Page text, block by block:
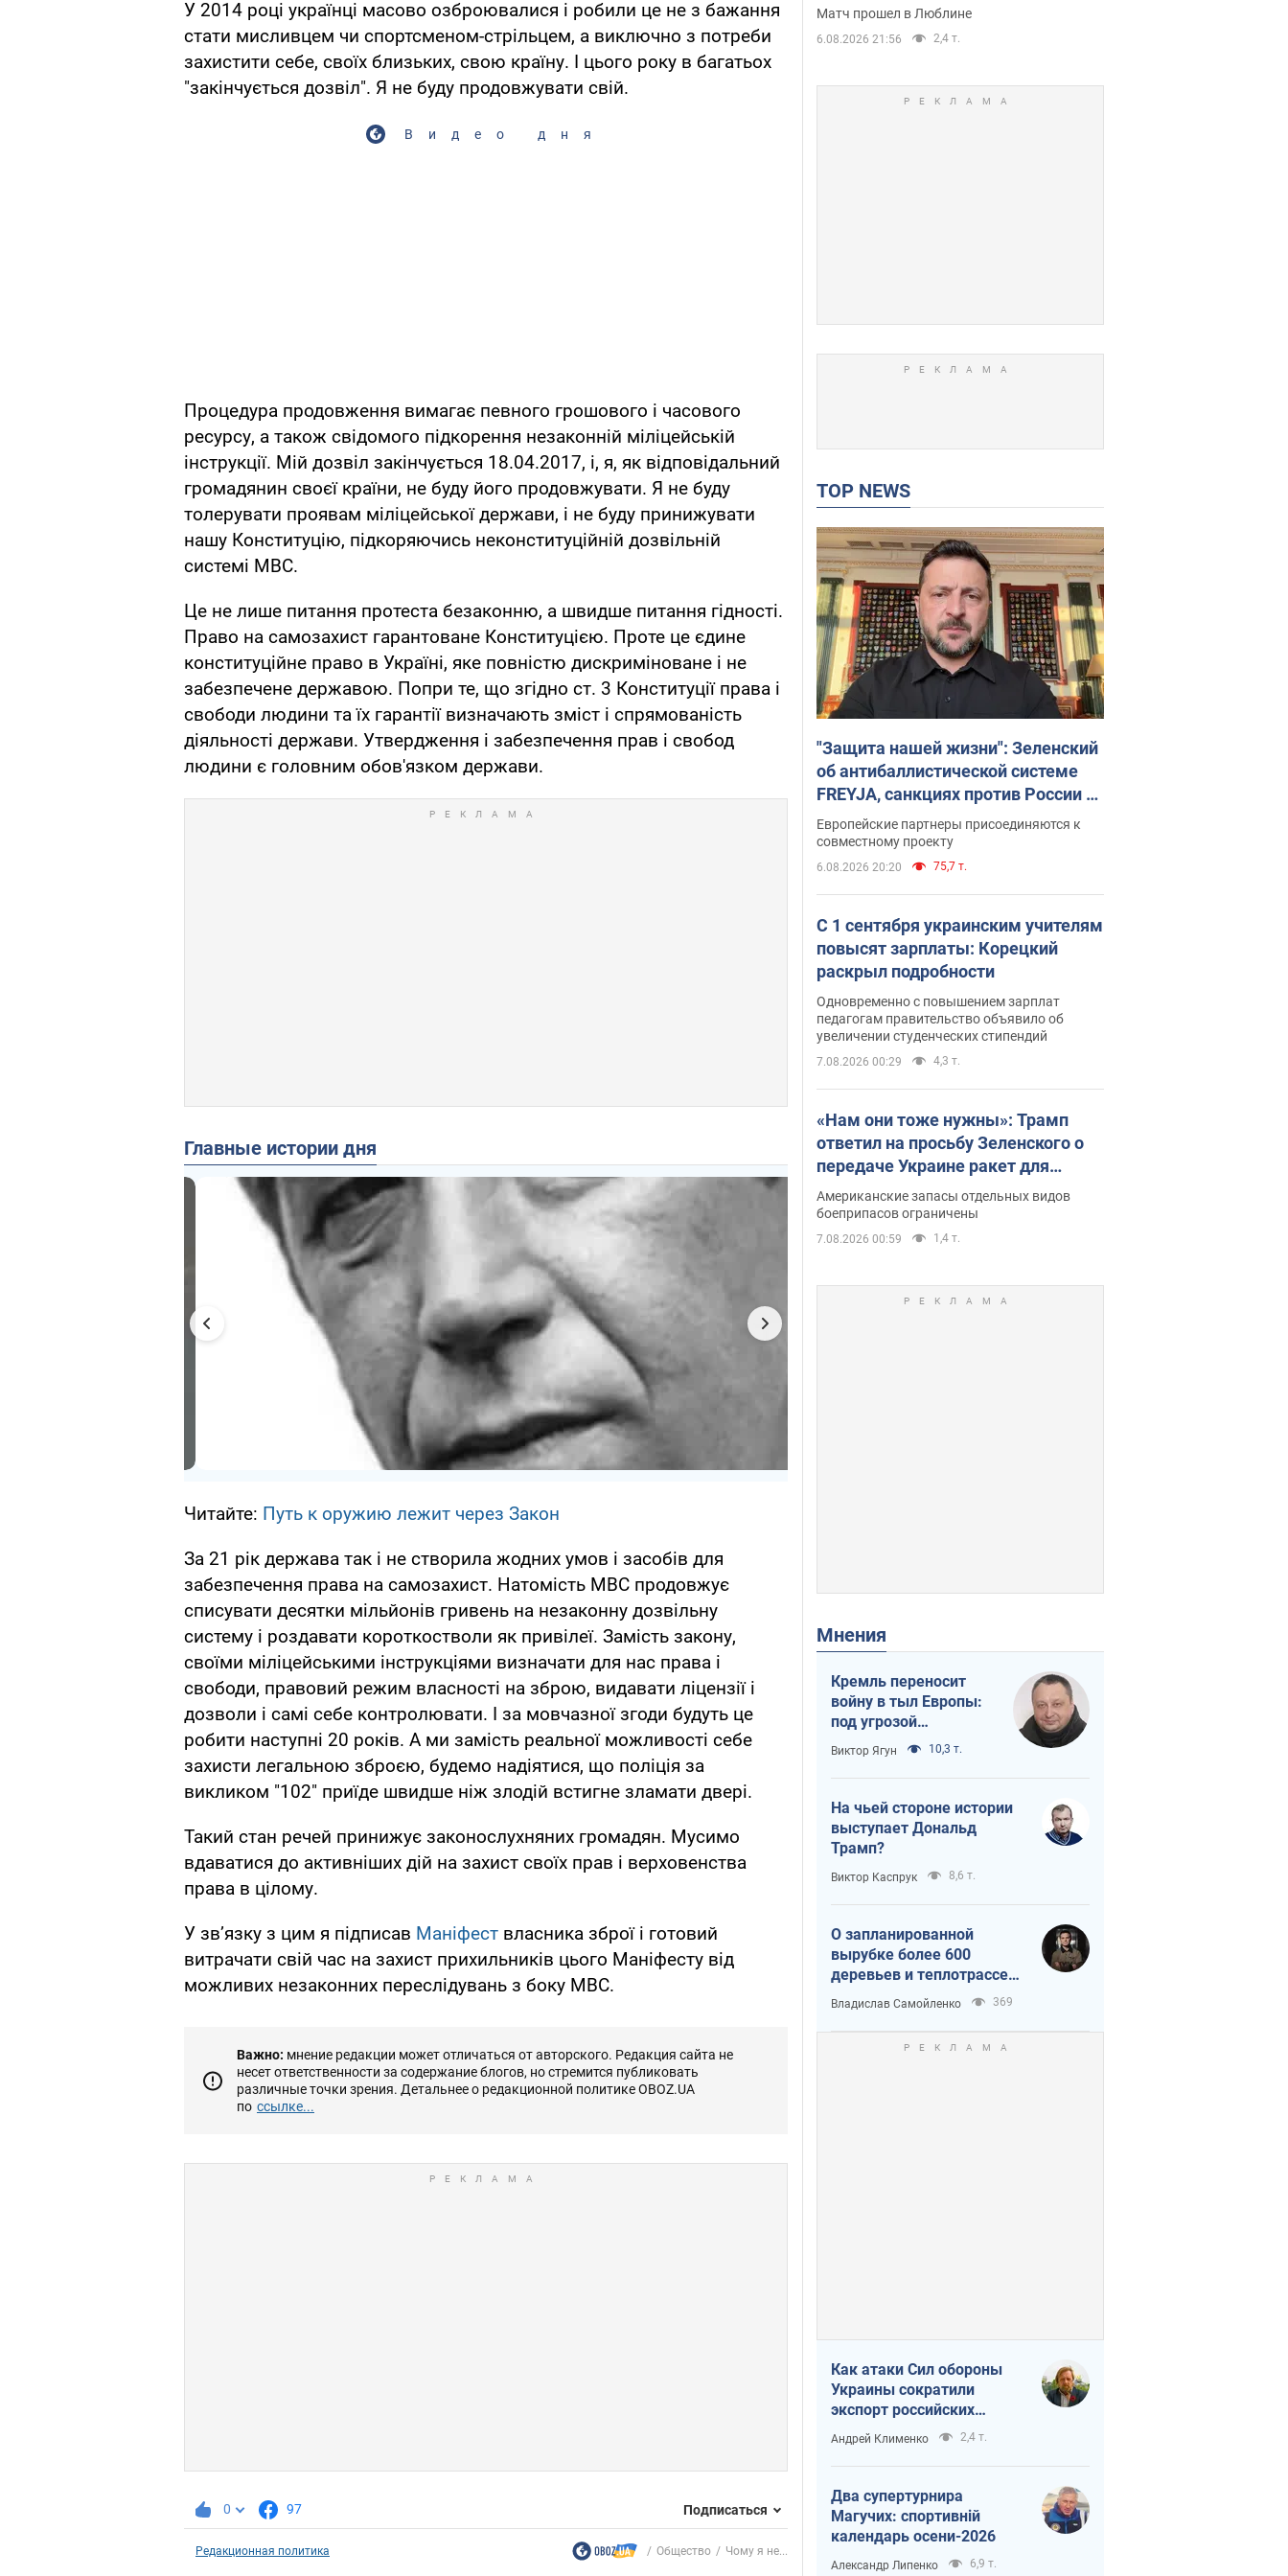
У 2014 році українці масово озброювалися і робили це не з бажання
стати мисливцем чи спортсменом-стрільцем, а виключно з потреби
захистити себе, своїх близьких, свою країну. І цього року в багатьох
"закінчується дозвіл". Я не буду продовжувати свій.
Видео дня
Процедура продовження вимагає певного грошового і часового
ресурсу, а також свідомого підкорення незаконній міліцейській
інструкції. Мій дозвіл закінчується 18.04.2017, і, я, як відповідальний
громадянин своєї країни, не буду його продовжувати. Я не буду
толерувати проявам міліцейської держави, і не буду принижувати
нашу Конституцію, підкоряючись неконституційній дозвільній
системі МВС.
Це не лише питання протеста безаконню, а швидше питання гідності.
Право на самозахист гарантоване Конституцією. Проте це єдине
конституційне право в Україні, яке повністю дискриміноване і не
забезпечене державою. Попри те, що згідно ст. 3 Конституції права і
свободи людини та їх гарантії визначають зміст і спрямованість
діяльності держави. Утвердження і забезпечення прав і свобод
людини є головним обов'язком держави.
Главные истории дня
Читайте: Путь к оружию лежит через Закон
За 21 рік держава так і не створила жодних умов і засобів для
забезпечення права на самозахист. Натомість МВС продовжує
списувати десятки мільйонів гривень на незаконну дозвільну
систему і роздавати короткостволи як привілеї. Замість закону,
своїми міліцейськими інструкціями визначати для нас права і
свободи, правовий режим власності на зброю, видавати ліцензії і
дозволи і самі себе контролювати. І за мовчазної згоди будуть це
робити наступні 20 років. А ми замість реальної можливості себе
захисти легальною зброєю, будемо надіятися, що поліція за
викликом "102" приїде швидше ніж злодій встигне зламати двері.
Такий стан речей принижує законослухняних громадян. Мусимо
вдаватися до активніших дій на захист своїх прав і верховенства
права в цілому.
У зв’язку з цим я підписав Маніфест власника зброї і готовий
витрачати свій час на захист прихильників цього Маніфесту від
можливих незаконних переслідувань з боку МВС.
Важно: мнение редакции может отличаться от авторского. Редакция сайта не
несет ответственности за содержание блогов, но стремится публиковать
различные точки зрения. Детальнее о редакционной политике OBOZ.UA
по ссылке...
0 97 Подписаться
Редакционная политика Общество Чому я не...
Матч прошел в Люблине
6.08.2026 21:56 2,4 т.
TOP NEWS
"Защита нашей жизни": Зеленский
об антибаллистической системе
FREYJA, санкциях против России и
поддержке аграриев. Видео
Европейские партнеры присоединяются к
совместному проекту
6.08.2026 20:20 75,7 т.
С 1 сентября украинским учителям
повысят зарплаты: Корецкий
раскрыл подробности
Одновременно с повышением зарплат
педагогам правительство объявило об
увеличении студенческих стипендий
7.08.2026 00:29 4,3 т.
«Нам они тоже нужны»: Трамп
ответил на просьбу Зеленского о
передаче Украине ракет для
Patriot
Американские запасы отдельных видов
боеприпасов ограничены
7.08.2026 00:59 1,4 т.
Мнения
Кремль переносит
войну в тыл Европы:
под угрозой
критическая
логистика
Виктор Ягун 10,3 т.
На чьей стороне истории
выступает Дональд
Трамп?
Виктор Каспрук 8,6 т.
О запланированной
вырубке более 600
деревьев и теплотрассе:
что происходит на
Теремках в Киеве
Владислав Самойленко 369
Как атаки Сил обороны
Украины сократили
экспорт российских
нефтепродуктов
Андрей Клименко 2,4 т.
Два супертурнира
Магучих: спортивній
календарь осени-2026
Александр Липенко 6,9 т.